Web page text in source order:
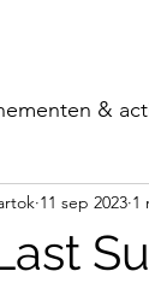
&
11 sep 2023 1